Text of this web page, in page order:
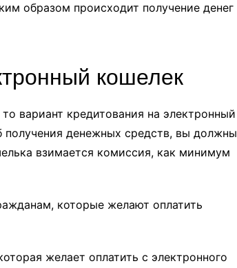
образом происходит получение денег
кошелек
вариант кредитования на электронный
денежных средств, вы должны
взимается комиссия, как минимум
которые желают оплатить
желает оплатить с электронного